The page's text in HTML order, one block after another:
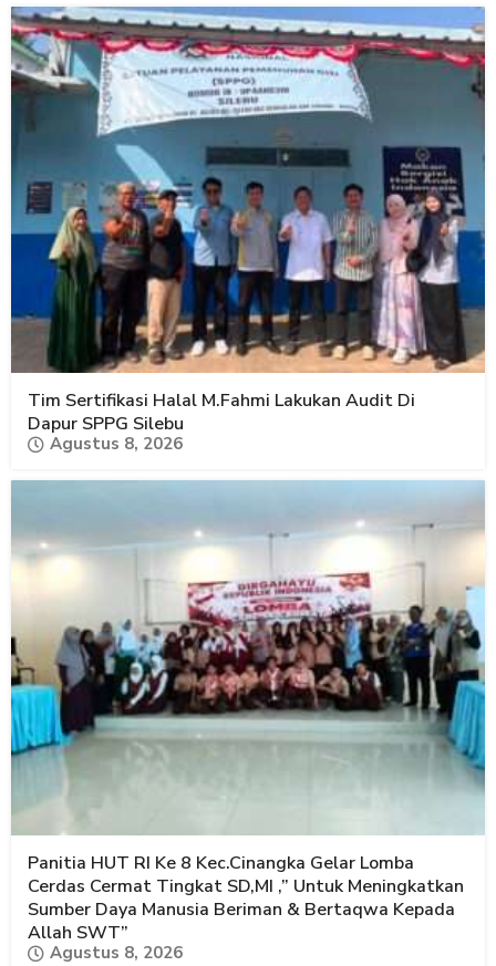
Tim Sertifikasi Halal M.Fahmi Lakukan Audit Di
Dapur SPPG Silebu
Agustus 8, 2026
Panitia HUT RI Ke 8 Kec.Cinangka Gelar Lomba
Cerdas Cermat Tingkat SD,MI ,” Untuk Meningkatkan
Sumber Daya Manusia Beriman & Bertaqwa Kepada
Allah SWT”
Agustus 8, 2026